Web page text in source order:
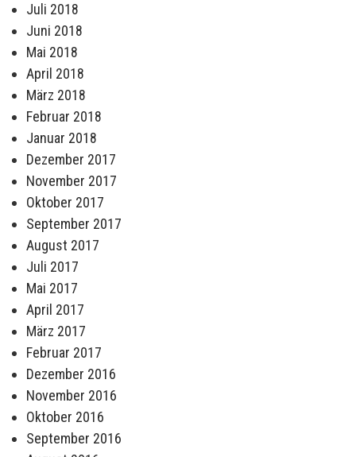
Juli 2018
Juni 2018
Mai 2018
April 2018
März 2018
Februar 2018
Januar 2018
Dezember 2017
November 2017
Oktober 2017
September 2017
August 2017
Juli 2017
Mai 2017
April 2017
März 2017
Februar 2017
Dezember 2016
November 2016
Oktober 2016
September 2016